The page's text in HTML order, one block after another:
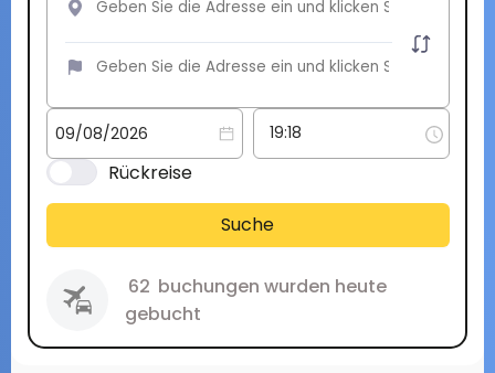
Rückreise
Suche
62 buchungen wurden heute
gebucht